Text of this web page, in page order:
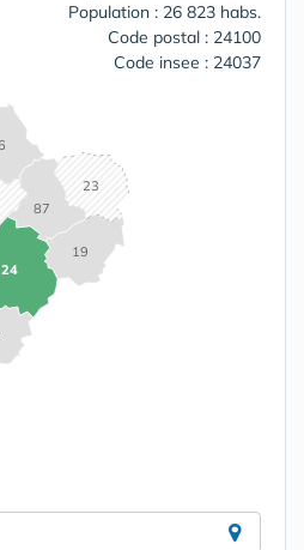
Population : 26 823 habs.
Code postal : 24100
Code insee : 24037
19
23
24
87